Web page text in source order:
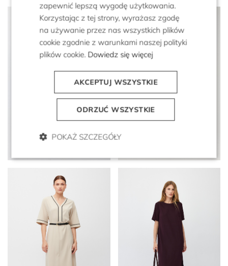
rozcięciami po bokach
zapewnić lepszą wygodę użytkowania.
Korzystając z tej strony, wyrażasz zgodę
na używanie przez nas wszystkich plików
cookie zgodnie z warunkami naszej polityki
plików cookie. Dowiedz się więcej
AKCEPTUJ WSZYSTKIE
ODRZUĆ WSZYSTKIE
POKAŻ SZCZEGÓŁY